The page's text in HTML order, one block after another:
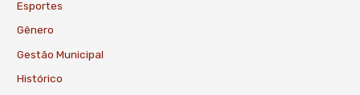
Esportes
Gênero
Gestão Municipal
Histórico